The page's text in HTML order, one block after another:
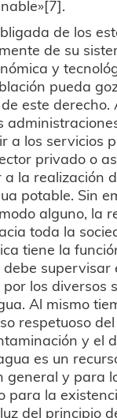
de los
de su
y
pueda
este derecho.
a los servicios
privado o
la realización
potable. Sin
alguno, la
toda la
tiene la
supervisar
los diversos
Al mismo
respetuoso
y el
es un
general y para
para la
del principio